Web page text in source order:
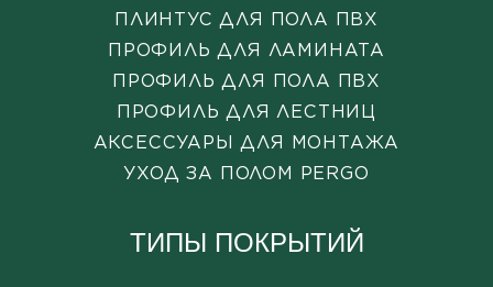
ПЛИНТУС ДЛЯ ПОЛА ПВХ
ПРОФИЛЬ ДЛЯ ЛАМИНАТА
ПРОФИЛЬ ДЛЯ ПОЛА ПВХ
ПРОФИЛЬ ДЛЯ ЛЕСТНИЦ
АКСЕССУАРЫ ДЛЯ МОНТАЖА
УХОД ЗА ПОЛОМ PERGO
ТИПЫ ПОКРЫТИЙ